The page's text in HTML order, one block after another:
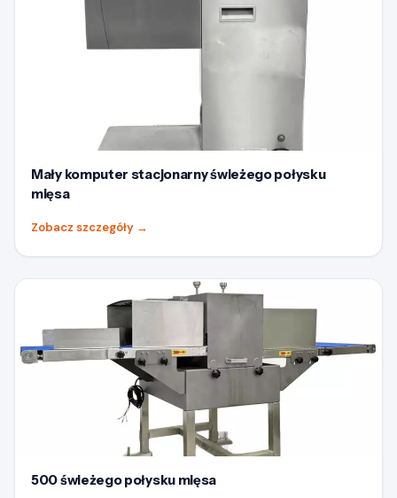
Mały komputer stacjonarny świeżego połysku
mięsa
Zobacz szczegóły →
500 świeżego połysku mięsa